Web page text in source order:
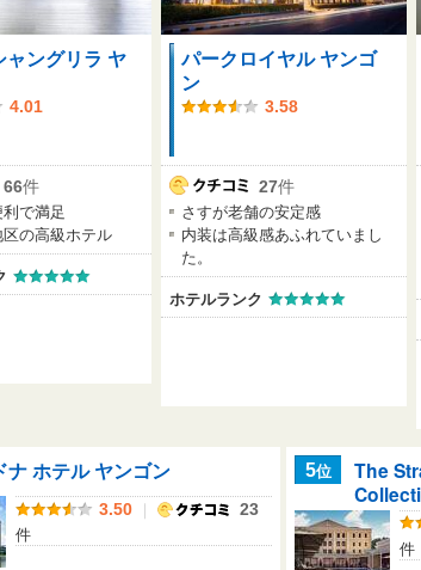
ャングリラ ヤ
4.01
66件
で満足
の高級ホテル
パークロイヤル ヤンゴ
ン
3.58
27件
さすが老舗の安定感
内装は高級感あふれていまし
た。
ホテルランク
ナ ホテル ヤンゴン
3.50 ｜ 23
件
5位
The
件